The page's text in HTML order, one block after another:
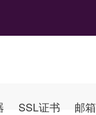
SSL证书 邮箱